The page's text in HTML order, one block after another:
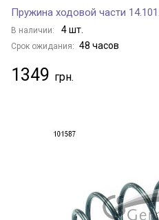
Пружина ходовой части
В наличии: 4 шт.
Срок ожидания: 48 часов
1349